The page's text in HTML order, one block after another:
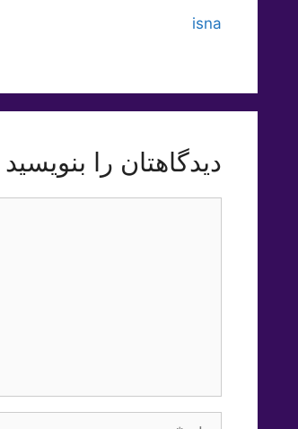
isna
دیدگاهتان را بنویسید